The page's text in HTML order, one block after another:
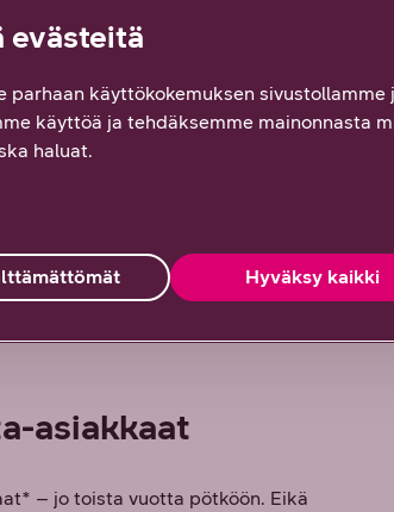
ja tilaa
asiakkaat
– jo toista vuotta pötköön. Eikä
evästeitä
käyttökokemuksen sivustollamme
käyttöä ja tehdäksemme mainonnasta
haluat.
Hyväksy kaikki